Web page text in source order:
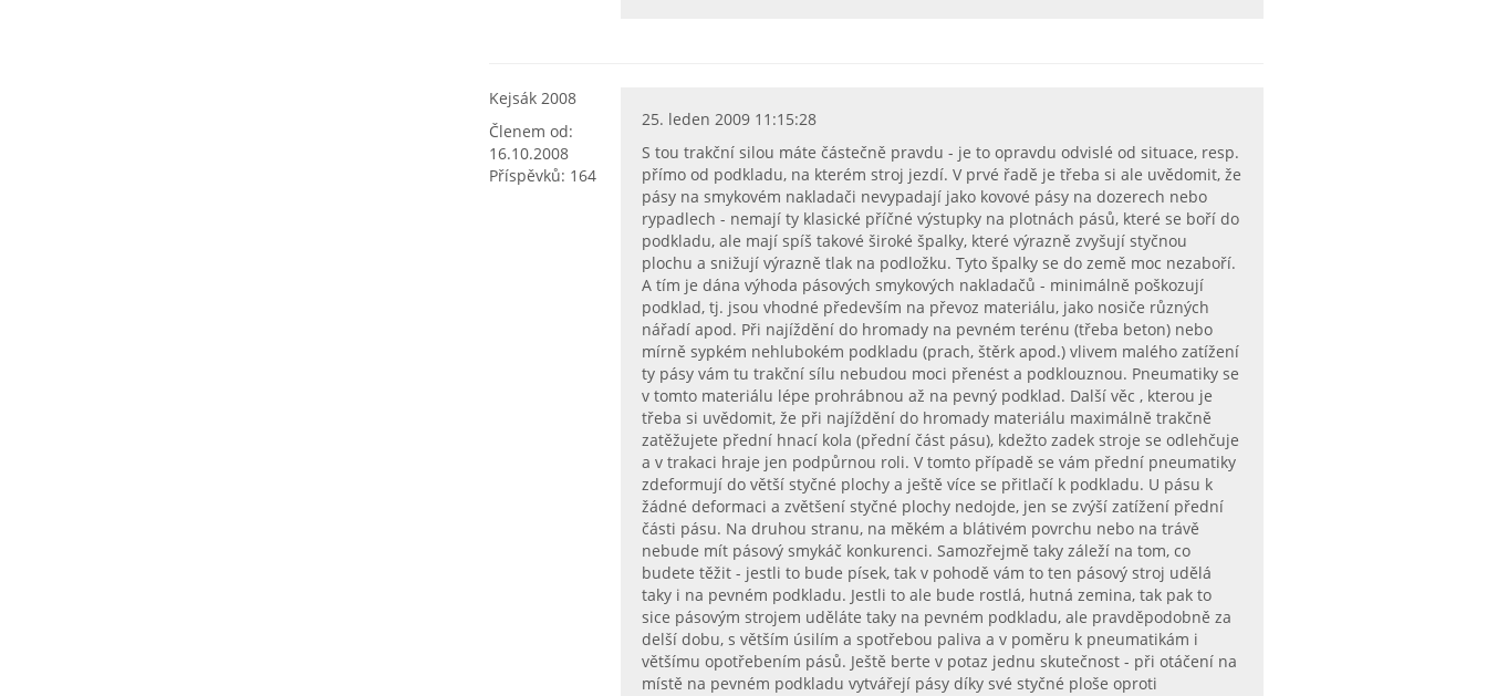
Kejsák 2008
Členem od:
16.10.2008
Příspěvků: 164
25. leden 2009 11:15:28
S tou trakční silou máte částečně pravdu - je to opravdu odvislé od situace, resp.
přímo od podkladu, na kterém stroj jezdí. V prvé řadě je třeba si ale uvědomit, že
pásy na smykovém nakladači nevypadají jako kovové pásy na dozerech nebo
rypadlech - nemají ty klasické příčné výstupky na plotnách pásů, které se boří do
podkladu, ale mají spíš takové široké špalky, které výrazně zvyšují styčnou
plochu a snižují výrazně tlak na podložku. Tyto špalky se do země moc nezaboří.
A tím je dána výhoda pásových smykových nakladačů - minimálně poškozují
podklad, tj. jsou vhodné především na převoz materiálu, jako nosiče různých
nářadí apod. Při najíždění do hromady na pevném terénu (třeba beton) nebo
mírně sypkém nehlubokém podkladu (prach, štěrk apod.) vlivem malého zatížení
ty pásy vám tu trakční sílu nebudou moci přenést a podklouznou. Pneumatiky se
v tomto materiálu lépe prohrábnou až na pevný podklad. Další věc , kterou je
třeba si uvědomit, že při najíždění do hromady materiálu maximálně trakčně
zatěžujete přední hnací kola (přední část pásu), kdežto zadek stroje se odlehčuje
a v trakaci hraje jen podpůrnou roli. V tomto případě se vám přední pneumatiky
zdeformují do větší styčné plochy a ještě více se přitlačí k podkladu. U pásu k
žádné deformaci a zvětšení styčné plochy nedojde, jen se zvýší zatížení přední
části pásu. Na druhou stranu, na měkém a blátivém povrchu nebo na trávě
nebude mít pásový smykáč konkurenci. Samozřejmě taky záleží na tom, co
budete těžit - jestli to bude písek, tak v pohodě vám to ten pásový stroj udělá
taky i na pevném podkladu. Jestli to ale bude rostlá, hutná zemina, tak pak to
sice pásovým strojem uděláte taky na pevném podkladu, ale pravděpodobně za
delší dobu, s větším úsilím a spotřebou paliva a v poměru k pneumatikám i
většímu opotřebením pásů. Ještě berte v potaz jednu skutečnost - při otáčení na
místě na pevném podkladu vytvářejí pásy díky své styčné ploše oproti